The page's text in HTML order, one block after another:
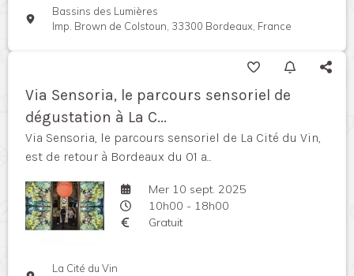
Bassins des Lumières
Imp. Brown de Colstoun, 33300 Bordeaux, France
Via Sensoria, le parcours sensoriel de
dégustation à La C...
Via Sensoria, le parcours sensoriel de La Cité du Vin,
est de retour à Bordeaux du 01 a...
Mer 10 sept. 2025
10h00 - 18h00
Gratuit
La Cité du Vin